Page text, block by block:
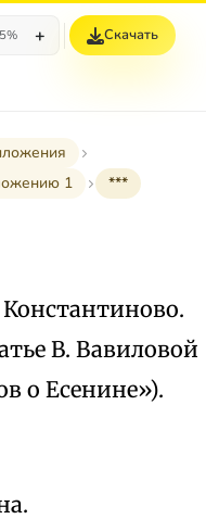
+ Скачать
1 ***
В. Вавиловой
о Есенине»).